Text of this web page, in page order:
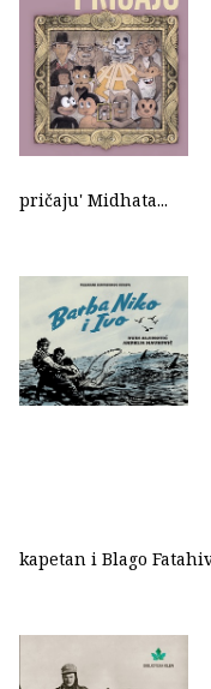
pričaju' Midhata...
kapetan i Blago